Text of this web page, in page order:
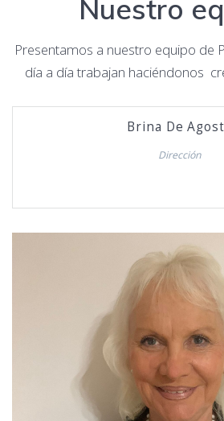
Nuestro
Presentamos a nuestro equipo de
día a día trabajan haciéndonos
Brina De
Dirección